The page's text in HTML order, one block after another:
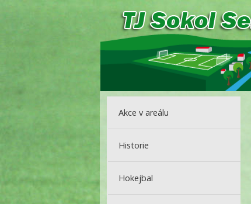
Akce v areálu
Historie
Hokejbal